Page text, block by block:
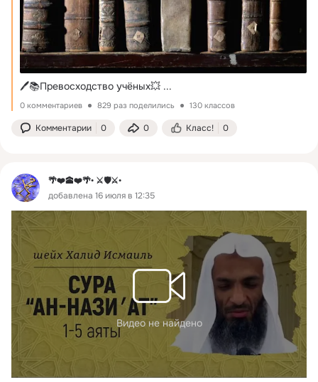
🖊️📚Превосходство учёных💥 ...
0 комментариев 829 раз поделились 130 классов
Комментарии 0 0 Класс! 0
🌴❤️🕋❤️🌴• ⚔️🛡️⚔️•
добавлена 16 июля в 12:35
Видео не найдено